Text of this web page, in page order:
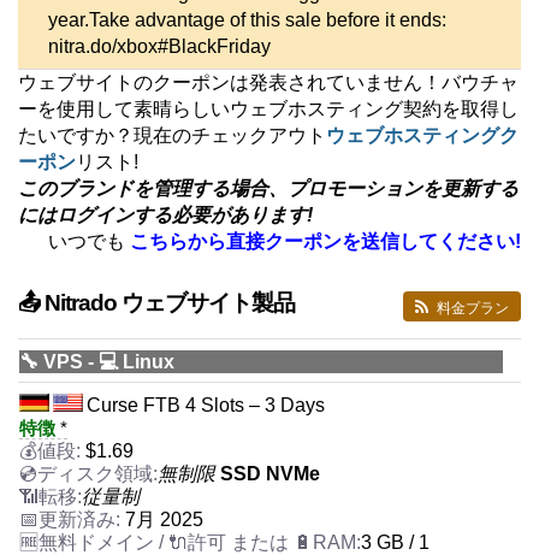
year.Take advantage of this sale before it ends:
nitra.do/xbox#BlackFriday
ウェブサイトのクーポンは発表されていません！バウチャ
ーを使用して素晴らしいウェブホスティング契約を取得し
たいですか？現在のチェックアウト ウェブホスティングク
ーポンリスト!
このブランドを管理する場合、プロモーションを更新する
にはログインする必要があります!
いつでも こちらから直接クーポンを送信してください!
料金プラン
📤 Nitrado ウェブサイト製品
🔧 VPS - 💻 Linux
Curse FTB 4 Slots – 3 Days
特徴 *
$1.69
無制限 SSD NVMe
従量制
7月 2025
3 GB / 1